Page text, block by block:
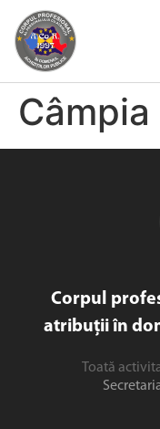
Corpul
atribuții în
Toată